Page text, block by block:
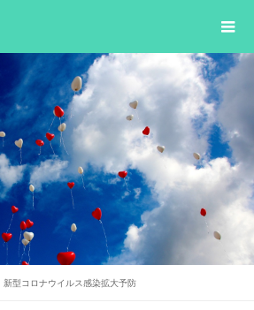
新型コロナウイルス感染拡大予防